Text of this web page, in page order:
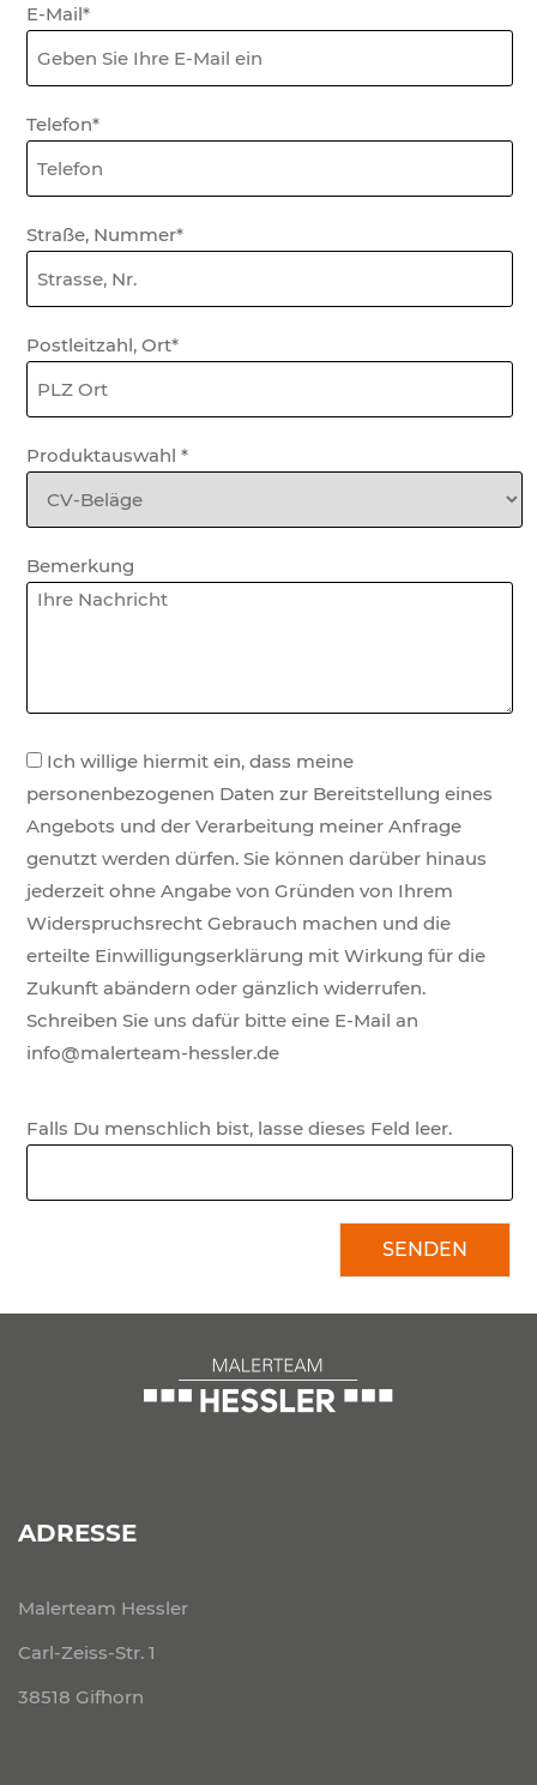
E-Mail*
Telefon*
Straße, Nummer*
Postleitzahl, Ort*
Produktauswahl *
Bemerkung
Ich willige hiermit ein, dass meine
personenbezogenen Daten zur Bereitstellung eines
Angebots und der Verarbeitung meiner Anfrage
genutzt werden dürfen. Sie können darüber hinaus
jederzeit ohne Angabe von Gründen von Ihrem
Widerspruchsrecht Gebrauch machen und die
erteilte Einwilligungserklärung mit Wirkung für die
Zukunft abändern oder gänzlich widerrufen.
Schreiben Sie uns dafür bitte eine E-Mail an
info@malerteam-hessler.de
Falls Du menschlich bist, lasse dieses Feld leer.
SENDEN
ADRESSE
Malerteam Hessler
Carl-Zeiss-Str. 1
38518 Gifhorn